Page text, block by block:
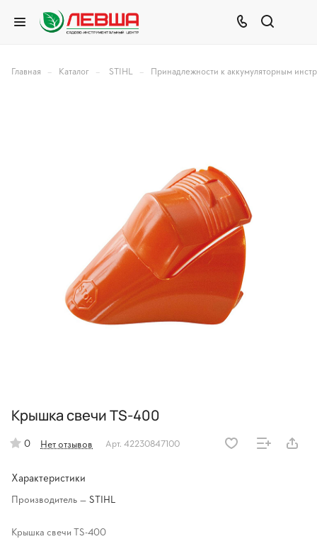
Главная – Каталог – STIHL – Принадлежности к аккумуляторным
Крышка свечи TS-400
0 Нет отзывов Арт. 42230847100
Характеристики
Производитель — STIHL
Крышка свечи TS-400